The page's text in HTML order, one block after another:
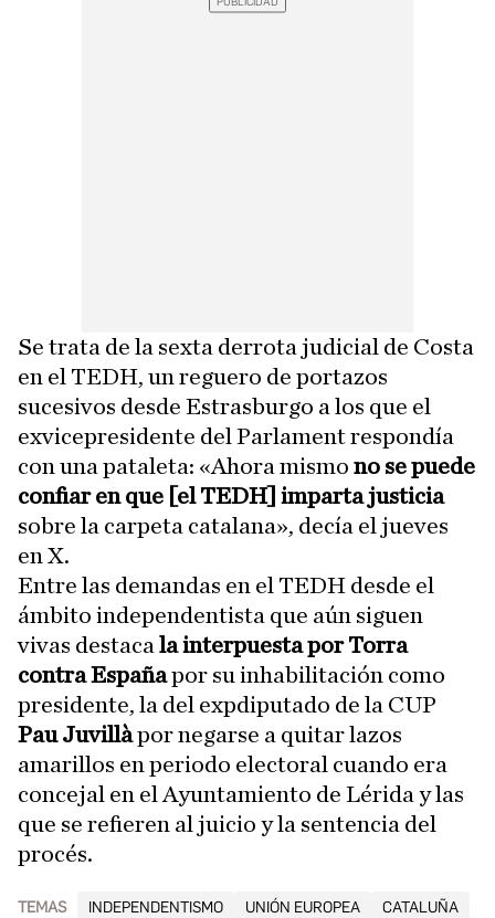
Se trata de la sexta derrota judicial de Costa
en el TEDH, un reguero de portazos
sucesivos desde Estrasburgo a los que el
exvicepresidente del Parlament respondía
con una pataleta: «Ahora mismo no se puede
confiar en que [el TEDH] imparta justicia
sobre la carpeta catalana», decía el jueves
en X.
Entre las demandas en el TEDH desde el
ámbito independentista que aún siguen
vivas destaca la interpuesta por Torra
contra Españapor su inhabilitación como
presidente, la del expdiputado de la CUP
Pau Juvillàpor negarse a quitar lazos
amarillos en periodo electoral cuando era
concejal en el Ayuntamiento de Lérida y las
que se refieren al juicio y la sentencia del
procés.
TEMAS INDEPENDENTISMO UNIÓN EUROPEA CATALUÑA